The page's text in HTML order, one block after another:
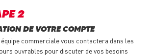
2
DE VOTRE COMPTE
commerciale vous contactera dans les
ouvrables pour discuter de vos besoins